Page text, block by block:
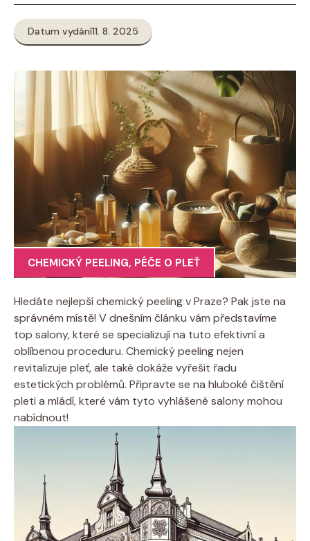
Datum vydání11. 8. 2025
CHEMICKÝ PEELING, PÉČE O PLEŤ
Hledáte nejlepší chemický peeling v Praze? Pak jste na
správném místě! V dnešním článku vám představíme
top salony, které se specializují na tuto efektivní a
oblíbenou proceduru. Chemický peeling nejen
revitalizuje pleť, ale také dokáže vyřešit řadu
estetických problémů. Připravte se na hluboké čištění
pleti a mládí, které vám tyto vyhlášené salony mohou
nabídnout!